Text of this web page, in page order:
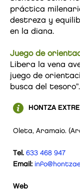
práctica
destreza y
en la diana.
Juego de
Libera la vena
juego de
busca del tesoro”.
HONTZA
Oleta, Aramaio.
Tel. 633 468 947
Email:
Web